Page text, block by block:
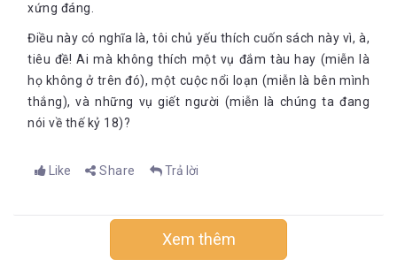
xứng đáng.
Điều này có nghĩa là, tôi chủ yếu thích cuốn sách này vì, à,
tiêu đề! Ai mà không thích một vụ đắm tàu hay (miễn là
họ không ở trên đó), một cuộc nổi loạn (miễn là bên mình
thắng), và những vụ giết người (miễn là chúng ta đang
nói về thế kỷ 18)?
Like Share Trả lời
Xem thêm